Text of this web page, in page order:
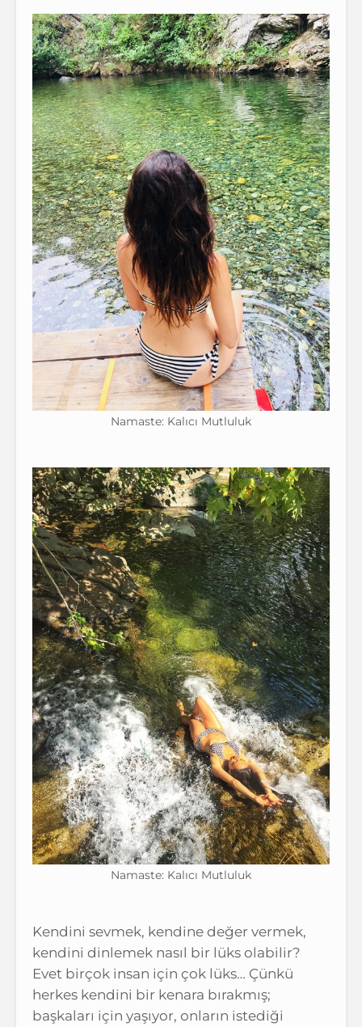
Namaste: Kalıcı Mutluluk
Namaste: Kalıcı Mutluluk
Kendini sevmek, kendine değer vermek,
kendini dinlemek nasıl bir lüks olabilir?
Evet birçok insan için çok lüks… Çünkü
herkes kendini bir kenara bırakmış;
başkaları için yaşıyor, onların istediği